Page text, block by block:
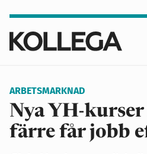
huvudinnehåll
ARBETSMARKNAD
Nya YH-
färre får jobb